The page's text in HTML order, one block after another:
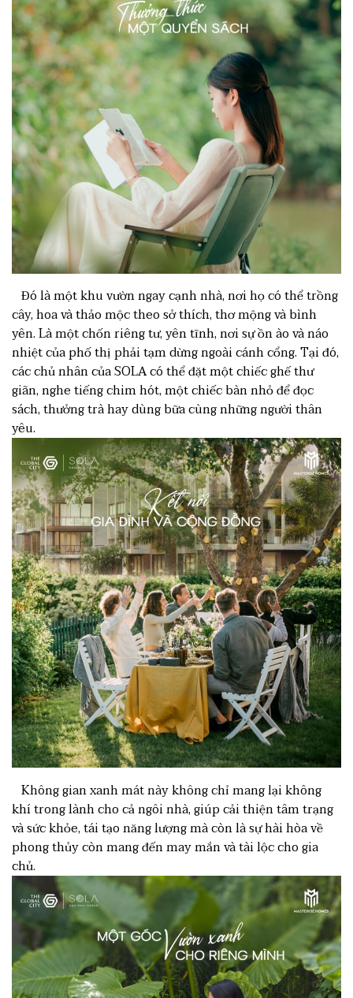
Đó là một khu vườn ngay cạnh nhà, nơi họ có thể trồng
cây, hoa và thảo mộc theo sở thích, thơ mộng và bình
yên. Là một chốn riêng tư, yên tĩnh, nơi sự ồn ào và náo
nhiệt của phố thị phải tạm dừng ngoài cánh cổng. Tại đó,
các chủ nhân của SOLA có thể đặt một chiếc ghế thư
giãn, nghe tiếng chim hót, một chiếc bàn nhỏ để đọc
sách, thưởng trà hay dùng bữa cùng những người thân
yêu.
Không gian xanh mát này không chỉ mang lại không
khí trong lành cho cả ngôi nhà, giúp cải thiện tâm trạng
và sức khỏe, tái tạo năng lượng mà còn là sự hài hòa về
phong thủy còn mang đến may mắn và tài lộc cho gia
chủ.